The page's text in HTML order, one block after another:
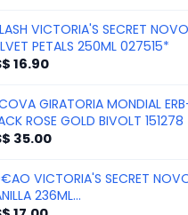
VICTORIA'S SECRET NOVO
PETALS 250ML 027515*
16.90
GIRATORIA MONDIAL
ROSE GOLD BIVOLT 151278
35.00
VICTORIA'S SECRET
236ML